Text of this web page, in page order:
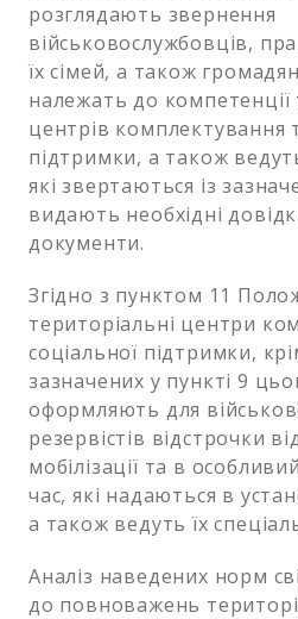
розглядають звернення
військовослужбовців,
їх сімей, а також
належать до компетенції
центрів комплектування
підтримки, а також
які звертаються із
видають необхідні
документи.
Згідно з пунктом 11
територіальні центри
соціальної підтримки,
зазначених у пункті 9
оформляють для
резервістів відстрочки
мобілізації та в
час, які надаються в
а також ведуть їх
Аналіз наведених норм
до повноважень